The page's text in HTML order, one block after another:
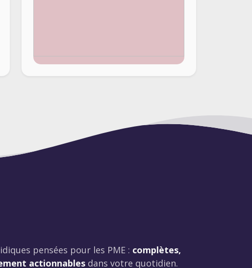
pensées pour les PME : complètes,
actionnables dans votre quotidien.